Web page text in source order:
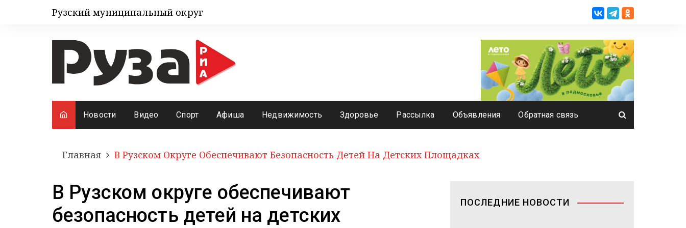
Рузский муниципальный округ
Новости Видео Спорт Афиша Недвижимость Здоровье Рассылка Объявления Обратная связь
Главная В Рузском Округе Обеспечивают Безопасность Детей На Детских Площадках
В Рузском округе обеспечивают
безопасность детей на детских
ПОСЛЕДНИЕ НОВОСТИ